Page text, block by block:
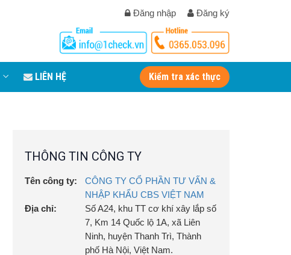
Đăng nhập Đăng ký
LIÊN HỆ Kiểm tra xác thực
THÔNG TIN CÔNG TY
Tên công ty:
CÔNG TY CỔ PHẦN TƯ VẤN &
NHẬP KHẨU CBS VIỆT NAM
Địa chỉ:
Số A24, khu TT cơ khí xây lắp số
7, Km 14 Quốc lộ 1A, xã Liên
Ninh, huyện Thanh Trì, Thành
phố Hà Nội, Việt Nam.